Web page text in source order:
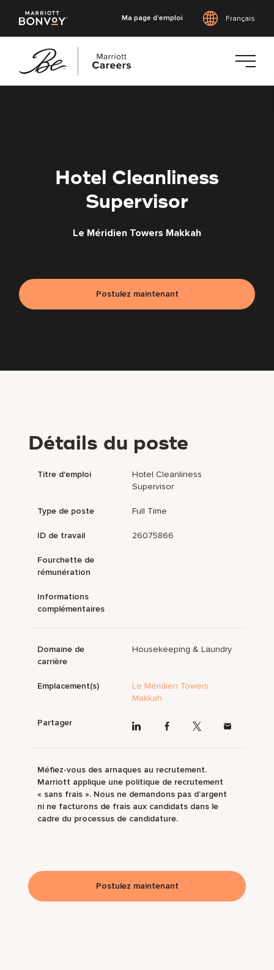
Ma page d'emploi Français
Hotel Cleanliness
Supervisor
Le Méridien Towers Makkah
Postulez maintenant
Détails du poste
Titre d'emploi
Hotel Cleanliness
Supervisor
Type de poste Full Time
ID de travail 26075866
Fourchette de
rémunération
Informations
complémentaires
Domaine de
carrière
Housekeeping & Laundry
Emplacement(s)
Le Méridien Towers
Makkah
Partager
Méfiez-vous des arnaques au recrutement.
Marriott applique une politique de recrutement
« sans frais ». Nous ne demandons pas d’argent
ni ne facturons de frais aux candidats dans le
cadre du processus de candidature.
Postulez maintenant